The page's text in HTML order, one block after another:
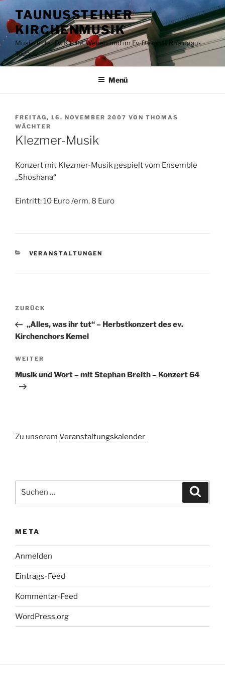
Inhalt
springen
TAUNUSSTEINER
KIRCHENMUSIK
Musik in der Ev. Kirche Wehen und im Ev. Dekanat Rheingau-
Taunus
Menü
VERÖFFENTLICHT
AM
FREITAG, 16. NOVEMBER 2007 VON THOMAS
WÄCHTER
Klezmer-Musik
Konzert mit Klezmer-Musik gespielt vom Ensemble
„Shoshana“
Eintritt: 10 Euro /erm. 8 Euro
KATEGORIEN
VERANSTALTUNGEN
Beitragsnavigation
Vorheriger
Beitrag
ZURÜCK
„Alles, was ihr tut“ – Herbstkonzert des ev.
Kirchenchors Kemel
Nächster
Beitrag
WEITER
Musik und Wort – mit Stephan Breith – Konzert 64
Zu unserem Veranstaltungskalender
nach:
META
Anmelden
Eintrags-Feed
Kommentar-Feed
WordPress.org